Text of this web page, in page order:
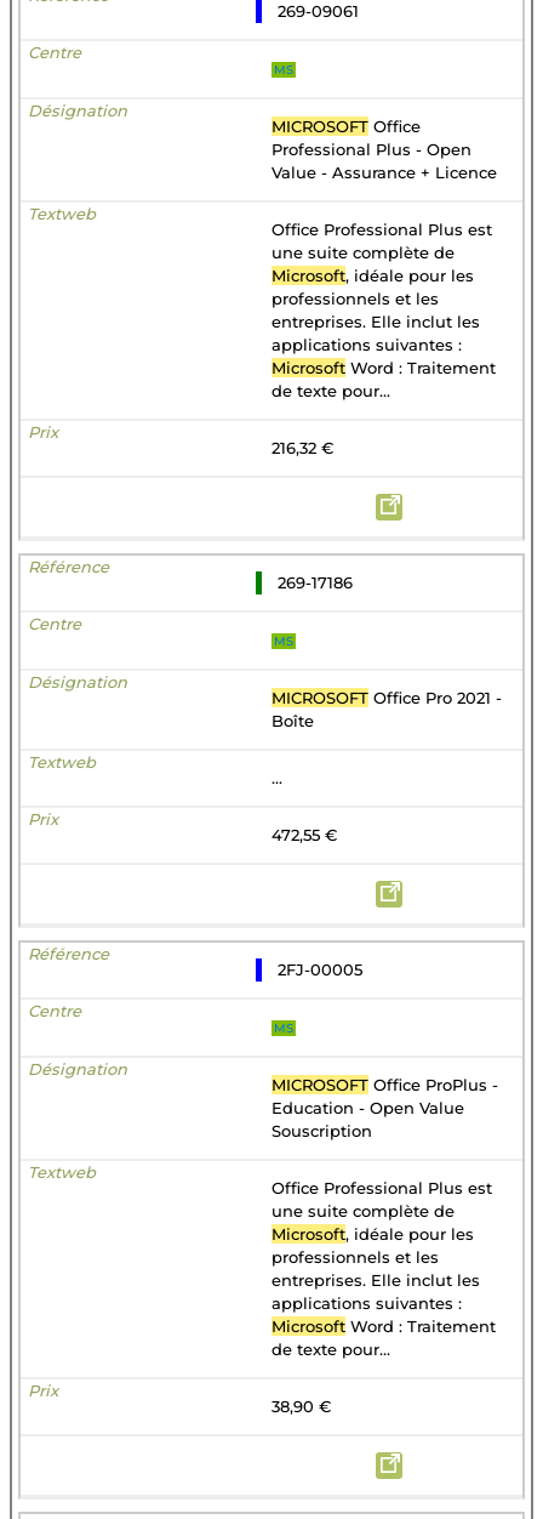
269-09061
MS
MICROSOFT Office
Professional Plus - Open
Value - Assurance + Licence
Office Professional Plus est
une suite complète de
Microsoft, idéale pour les
professionnels et les
entreprises. Elle inclut les
applications suivantes :
Microsoft Word : Traitement
de texte pour...
216,32 €
269-17186
MS
MICROSOFT Office Pro 2021 -
Boîte
...
472,55 €
2FJ-00005
MS
MICROSOFT Office ProPlus -
Education - Open Value
Souscription
Office Professional Plus est
une suite complète de
Microsoft, idéale pour les
professionnels et les
entreprises. Elle inclut les
applications suivantes :
Microsoft Word : Traitement
de texte pour...
38,90 €